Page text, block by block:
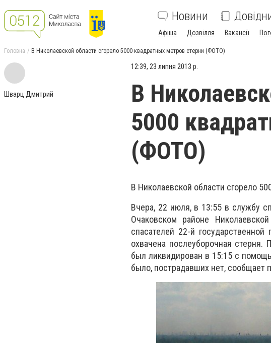
Новини
Афіша Дозвілля Вакансії
Головна В Николаевской области сгорело 5000 квадратных метров стерни (ФОТО)
Шварц Дмитрий
12:39, 23 липня 2013 р.
В
5000
(ФОТО)
В Николаевской области сгорело
Вчера, 22 июля, в 13:55 в службу
Очаковском районе
спасателей 22-й
охвачена послеуборочная
был ликвидирован в 15:15 с
было, пострадавших нет, сообщает